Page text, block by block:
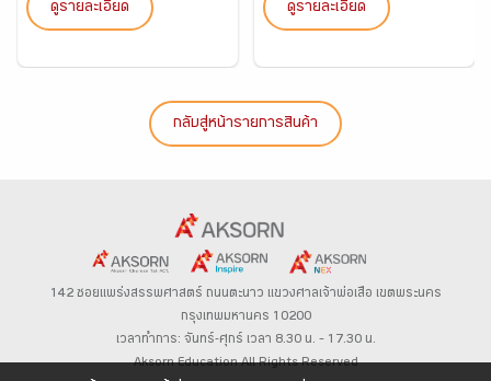
ดูรายละเอียด ดูรายละเอียด
กลับสู่หน้ารายการสินค้า
142 ซอยแพร่งสรรพศาสตร์ ถนนตะนาว แขวงศาลเจ้าพ่อเสือ เขตพระนคร
กรุงเทพมหานคร 10200
เวลาทำการ: จันทร์-ศุกร์ เวลา 8.30 น. – 17.30 น.
Aksorn Education All Rights Reserved